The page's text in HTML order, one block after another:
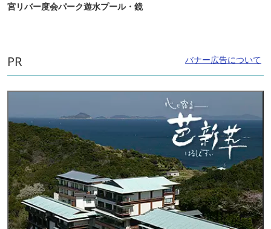
宮リバー度会パーク遊水プール・鏡
PR バナー広告について